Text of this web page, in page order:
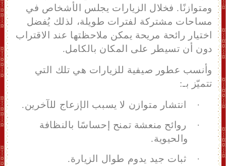
ومتوازنًا. فخلال الزيارات يجلس الأشخاص في
مساحات مشتركة لفترات طويلة، لذلك يُفضل
اختيار رائحة مريحة يمكن ملاحظتها عند الاقتراب
دون أن تسيطر على المكان بالكامل.
وأنسب عطور صيفية للزيارات هي تلك التي
تتميّز بـ:
·
انتشار متوازن لا يسبب الإزعاج للآخرين.
·
روائح منعشة تمنح إحساسًا بالنظافة
والحيوية.
·
ثبات جيد يدوم طوال الزيارة.